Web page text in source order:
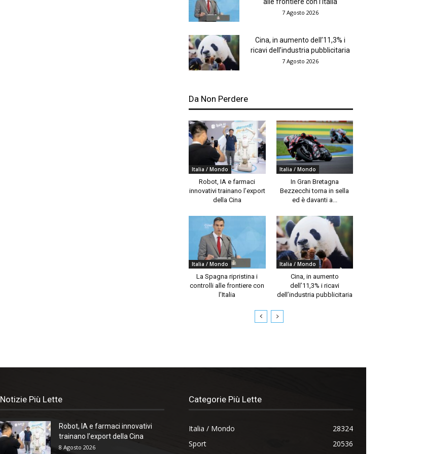
alle frontiere con l’Italia
7 Agosto 2026
Cina, in aumento dell’11,3% i
ricavi dell’industria pubblicitaria
7 Agosto 2026
Da Non Perdere
Italia / Mondo
Robot, IA e farmaci
innovativi trainano l’export
della Cina
Italia / Mondo
In Gran Bretagna
Bezzecchi torna in sella
ed è davanti a...
Italia / Mondo
La Spagna ripristina i
controlli alle frontiere con
l’Italia
Italia / Mondo
Cina, in aumento
dell’11,3% i ricavi
dell’industria pubblicitaria
Notizie Più Lette
Robot, IA e farmaci innovativi
trainano l’export della Cina
8 Agosto 2026
Categorie Più Lette
Italia / Mondo
28324
Sport
20536